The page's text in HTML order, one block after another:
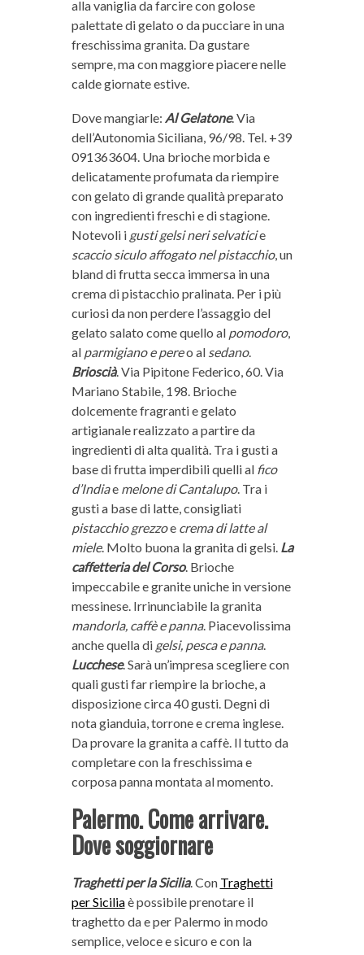
alla vaniglia da farcire con golose
palettate di gelato o da pucciare in una
freschissima granita. Da gustare
sempre, ma con maggiore piacere nelle
calde giornate estive.
Dove mangiarle: AlGelatone. Via
dell’Autonomia Siciliana, 96/98. Tel. +39
091363604. Una brioche morbida e
delicatamente profumata da riempire
con gelato di grande qualità preparato
con ingredienti freschi e di stagione.
Notevoli i gusti gelsi neri selvaticie
scaccio siculo affogato nel pistacchio, un
bland di frutta secca immersa in una
crema di pistacchio pralinata. Per i più
curiosi da non perdere l’assaggio del
gelato salato come quello al pomodoro,
al parmigiano e pereo al sedano.
Brioscià. Via Pipitone Federico, 60. Via
Mariano Stabile, 198. Brioche
dolcemente fragranti e gelato
artigianale realizzato a partire da
ingredienti di alta qualità. Tra i gusti a
base di frutta imperdibili quelli al fico
d’Indiae melone di Cantalupo. Tra i
gusti a base di latte, consigliati
pistacchio grezzoe crema di latte al
miele. Molto buona la granita di gelsi. La
caffetteria del Corso. Brioche
impeccabile e granite uniche in versione
messinese. Irrinunciabile la granita
mandorla, caffè e panna. Piacevolissima
anche quella di gelsi, pesca e panna.
Lucchese. Sarà un’impresa scegliere con
quali gusti far riempire la brioche, a
disposizione circa 40 gusti. Degni di
nota gianduia, torrone e crema inglese.
Da provare la granita a caffè. Il tutto da
completare con la freschissima e
corposa panna montata al momento.
Palermo. Come arrivare.
Dove soggiornare
Traghetti per la Sicilia. Con Traghetti
per Siciliaè possibile prenotare il
traghetto da e per Palermo in modo
semplice, veloce e sicuro e con la